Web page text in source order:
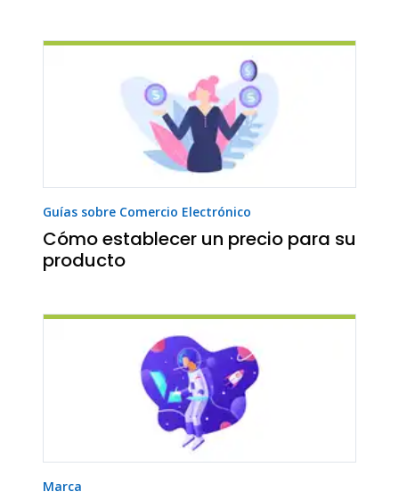
Guías sobre Comercio Electrónico
Cómo establecer un precio para su
producto
Marca